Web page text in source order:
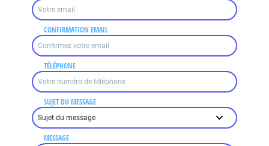
CONFIRMATION EMAIL
TÉLÉPHONE
SUJET DU MESSAGE
MESSAGE